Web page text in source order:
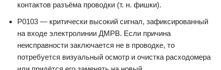
контактов разъёма проводки (т. н. фишки).
Р0103 — критически высокий сигнал, зафиксированный
на входе электролинии ДМРВ. Если причина
неисправности заключается не в проводке, то
потребуется визуальный осмотр и очистка расходомера